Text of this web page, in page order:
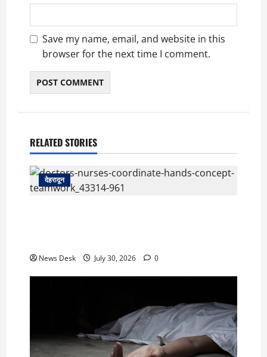
Save my name, email, and website in this
browser for the next time I comment.
RELATED STORIES
देहरादून
News Desk July 30, 2026 0